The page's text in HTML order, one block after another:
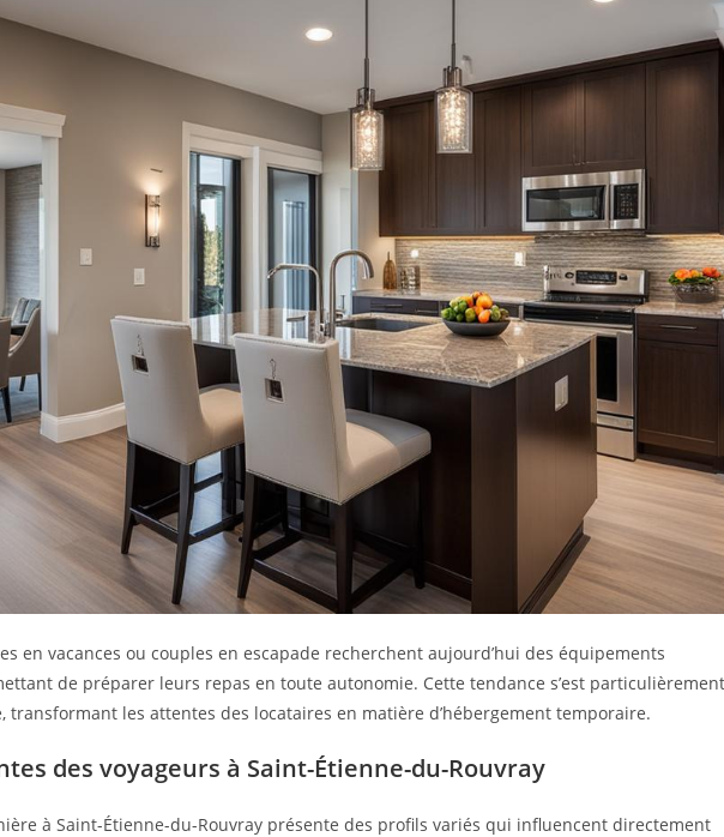
en vacances ou couples en escapade recherchent aujourd’hui des équipements
de préparer leurs repas en toute autonomie. Cette tendance s’est particulièrement
transformant les attentes des locataires en matière d’hébergement temporaire.
des voyageurs à Saint-Étienne-du-Rouvray
à Saint-Étienne-du-Rouvray présente des profils variés qui influencent directement